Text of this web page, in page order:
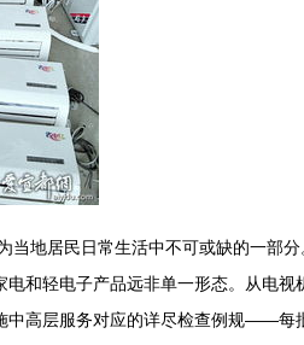
地居民日常生活中不可或缺的一部
和轻电子产品远非单一形态。从电
中高层服务对应的详尽检查例规——